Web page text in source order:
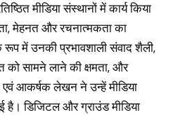
मीडिया संस्थानों में कार्य किया
मेहनत और रचनात्मकता का
में उनकी प्रभावशाली संवाद शैली,
को सामने लाने की क्षमता, और
आकर्षक लेखन ने उन्हें मीडिया
डिजिटल और ग्राउंड मीडिया